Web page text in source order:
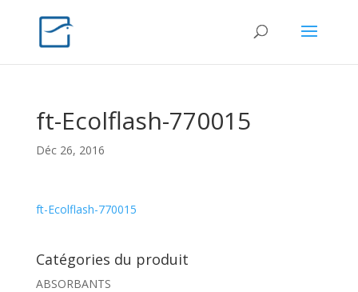
ft-Ecolflash-770015
Déc 26, 2016
ft-Ecolflash-770015
Catégories du produit
ABSORBANTS